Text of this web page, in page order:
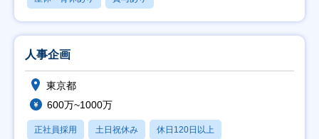
人事企画
東京都
600万~1000万
正社員採用 土日祝休み 休日120日以上